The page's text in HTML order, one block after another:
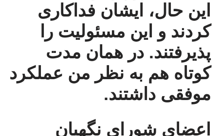
این حال، ایشان فداکاری
کردند و این مسئولیت را
پذیرفتند. در همان مدت
کوتاه هم به نظر من عملکرد
موفقی داشتند.
اعضای شورای نگهبان